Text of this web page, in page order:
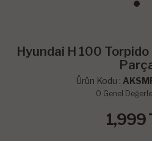
Hyundai H 100
Ürün Kodu :
0 Genel
1,999